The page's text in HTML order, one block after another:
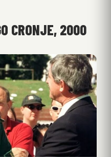
CRONJE, 2000